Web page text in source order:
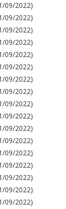
09/2022)
09/2022)
09/2022)
09/2022)
09/2022)
09/2022)
09/2022)
09/2022)
09/2022)
09/2022)
09/2022)
09/2022)
09/2022)
09/2022)
09/2022)
09/2022)
09/2022)